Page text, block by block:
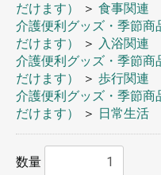
だけます）
＞ 食事関連
介護便利グッズ・季節商
だけます）
＞ 入浴関連
介護便利グッズ・季節商
だけます）
＞ 歩行関連
介護便利グッズ・季節商
だけます）
＞ 日常生活
数量